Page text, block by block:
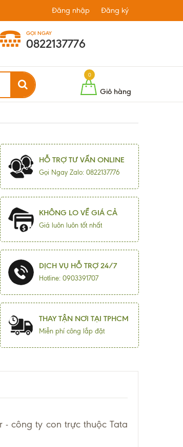
Đăng nhập Đăng ký
GỌI NGAY
0822137776
0
Giỏ hàng
HỖ TRỢ TƯ VẤN ONLINE
Gọi Ngay Zalo: 0822137776
KHÔNG LO VỀ GIÁ CẢ
Giá luôn luôn tốt nhất
DỊCH VỤ HỖ TRỢ 24/7
Hotline: 0903391707
THAY TẬN NƠI TẠI TPHCM
Miễn phí công lắp đặt
công ty con trực thuộc Tata